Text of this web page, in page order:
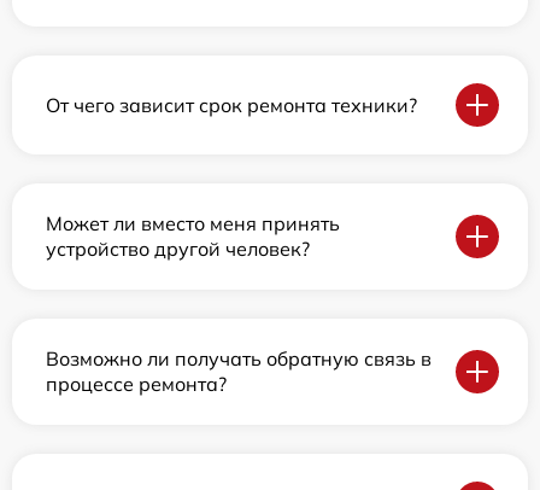
От чего зависит срок ремонта техники?
Может ли вместо меня принять
устройство другой человек?
Возможно ли получать обратную связь в
процессе ремонта?